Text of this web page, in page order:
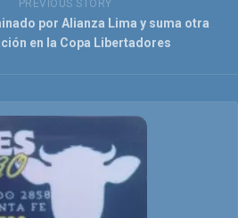
PREVIOUS STORY
por Alianza Lima y suma otra
en la Copa Libertadores